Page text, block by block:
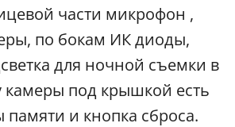
части микрофон ,
по бокам ИК диоды,
для ночной съемки в
камеры под крышкой есть
памяти и кнопка сброса.